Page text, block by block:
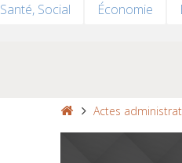
Santé, Social Économie
Actes